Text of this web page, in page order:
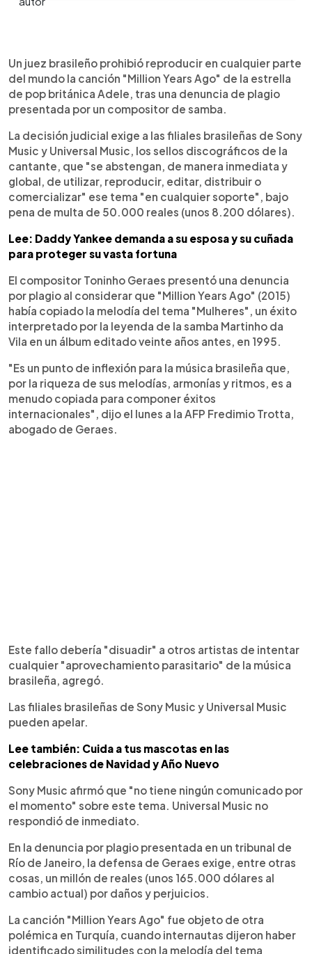
► Escuchar artículo
Un juez brasileño prohibió reproducir en cualquier parte
del mundo la canción "Million Years Ago" de la estrella
de pop británica Adele, tras una denuncia de plagio
presentada por un compositor de samba.
La decisión judicial exige a las filiales brasileñas de Sony
Music y Universal Music, los sellos discográficos de la
cantante, que "se abstengan, de manera inmediata y
global, de utilizar, reproducir, editar, distribuir o
comercializar" ese tema "en cualquier soporte", bajo
pena de multa de 50.000 reales (unos 8.200 dólares).
Lee: Daddy Yankee demanda a su esposa y su cuñada
para proteger su vasta fortuna
El compositor Toninho Geraes presentó una denuncia
por plagio al considerar que "Million Years Ago" (2015)
había copiado la melodía del tema "Mulheres", un éxito
interpretado por la leyenda de la samba Martinho da
Vila en un álbum editado veinte años antes, en 1995.
"Es un punto de inflexión para la música brasileña que,
por la riqueza de sus melodías, armonías y ritmos, es a
menudo copiada para componer éxitos
internacionales", dijo el lunes a la AFP Fredimio Trotta,
abogado de Geraes.
Este fallo debería "disuadir" a otros artistas de intentar
cualquier "aprovechamiento parasitario" de la música
brasileña, agregó.
Las filiales brasileñas de Sony Music y Universal Music
pueden apelar.
Lee también: Cuida a tus mascotas en las
celebraciones de Navidad y Año Nuevo
Sony Music afirmó que "no tiene ningún comunicado por
el momento" sobre este tema. Universal Music no
respondió de inmediato.
En la denuncia por plagio presentada en un tribunal de
Río de Janeiro, la defensa de Geraes exige, entre otras
cosas, un millón de reales (unos 165.000 dólares al
cambio actual) por daños y perjuicios.
La canción "Million Years Ago" fue objeto de otra
polémica en Turquía, cuando internautas dijeron haber
identificado similitudes con la melodía del tema